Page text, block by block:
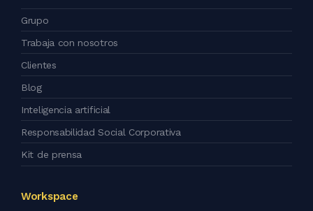
Grupo
Trabaja con nosotros
Clientes
Blog
Inteligencia artificial
Responsabilidad Social Corporativa
Kit de prensa
Workspace